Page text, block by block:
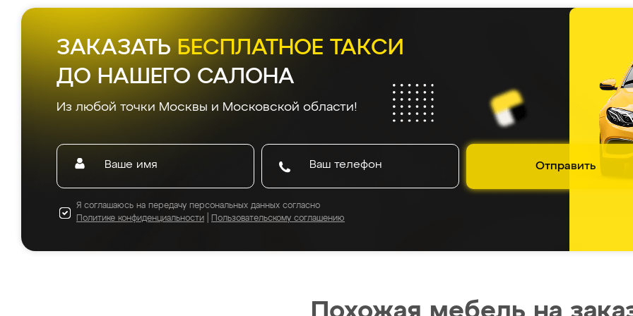
ЗАКАЗАТЬ БЕСПЛАТНОЕ ТАКСИ
ДО НАШЕГО САЛОНА
Из любой точки Москвы и Московской области!
Отправить
Я соглашаюсь на передачу персональных данных согласно
Политике конфиденциальности
Пользовательскому соглашению